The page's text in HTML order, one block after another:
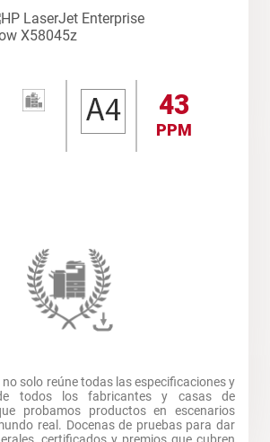
43
PPM
no solo reúne todas las especificaciones y
todos los fabricantes y casas de
probamos productos en escenarios
real. Docenas de pruebas para dar